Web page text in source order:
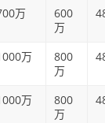
万
600
万
万
800
万
万
800
万